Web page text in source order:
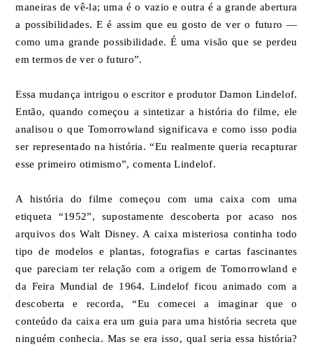
maneiras de vê-la; uma é o vazio e outra é a grande abertura
a possibilidades. E é assim que eu gosto de ver o futuro —
como uma grande possibilidade. É uma visão que se perdeu
em termos de ver o futuro”.
Essa mudança intrigou o escritor e produtor Damon Lindelof.
Então, quando começou a sintetizar a história do filme, ele
analisou o que Tomorrowland significava e como isso podia
ser representado na história. “Eu realmente queria recapturar
esse primeiro otimismo”, comenta Lindelof.
A história do filme começou com uma caixa com uma
etiqueta “1952”, supostamente descoberta por acaso nos
arquivos dos Walt Disney. A caixa misteriosa continha todo
tipo de modelos e plantas, fotografias e cartas fascinantes
que pareciam ter relação com a origem de Tomorrowland e
da Feira Mundial de 1964. Lindelof ficou animado com a
descoberta e recorda, “Eu comecei a imaginar que o
conteúdo da caixa era um guia para uma história secreta que
ninguém conhecia. Mas se era isso, qual seria essa história?